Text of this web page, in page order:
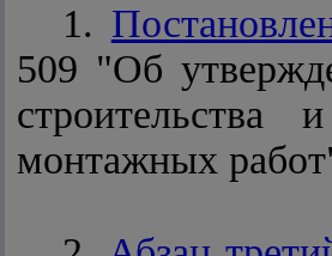
1.
509 "Об
монтажных